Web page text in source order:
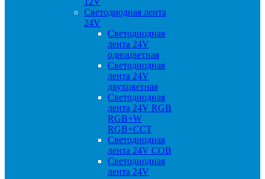
Светодиодная лента
24V
Светодиодная
лента 24V
одноцветная
Светодиодная
лента 24V
двухцветная
Светодиодная
лента 24V RGB
RGB+W
RGB+CCT
Светодиодная
лента 24V COB
Светодиодная
лента 24V